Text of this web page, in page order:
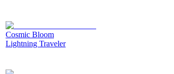
Cosmic Bloom
Lightning Traveler